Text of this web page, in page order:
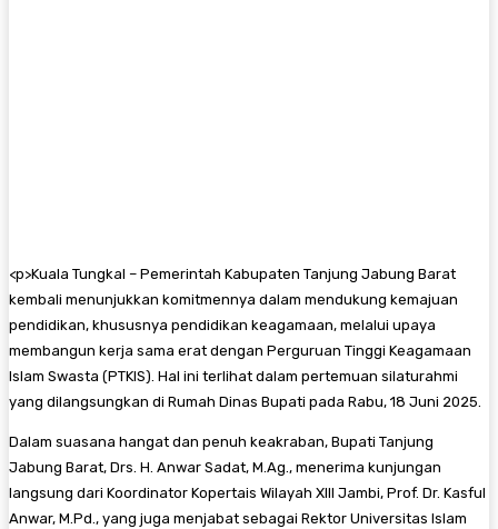
<p>Kuala Tungkal – Pemerintah Kabupaten Tanjung Jabung Barat
kembali menunjukkan komitmennya dalam mendukung kemajuan
pendidikan, khususnya pendidikan keagamaan, melalui upaya
membangun kerja sama erat dengan Perguruan Tinggi Keagamaan
Islam Swasta (PTKIS). Hal ini terlihat dalam pertemuan silaturahmi
yang dilangsungkan di Rumah Dinas Bupati pada Rabu, 18 Juni 2025.
Dalam suasana hangat dan penuh keakraban, Bupati Tanjung
Jabung Barat, Drs. H. Anwar Sadat, M.Ag., menerima kunjungan
langsung dari Koordinator Kopertais Wilayah XIII Jambi, Prof. Dr. Kasful
Anwar, M.Pd., yang juga menjabat sebagai Rektor Universitas Islam